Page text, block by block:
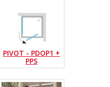
PIVOT - PDOP1 +
PPS